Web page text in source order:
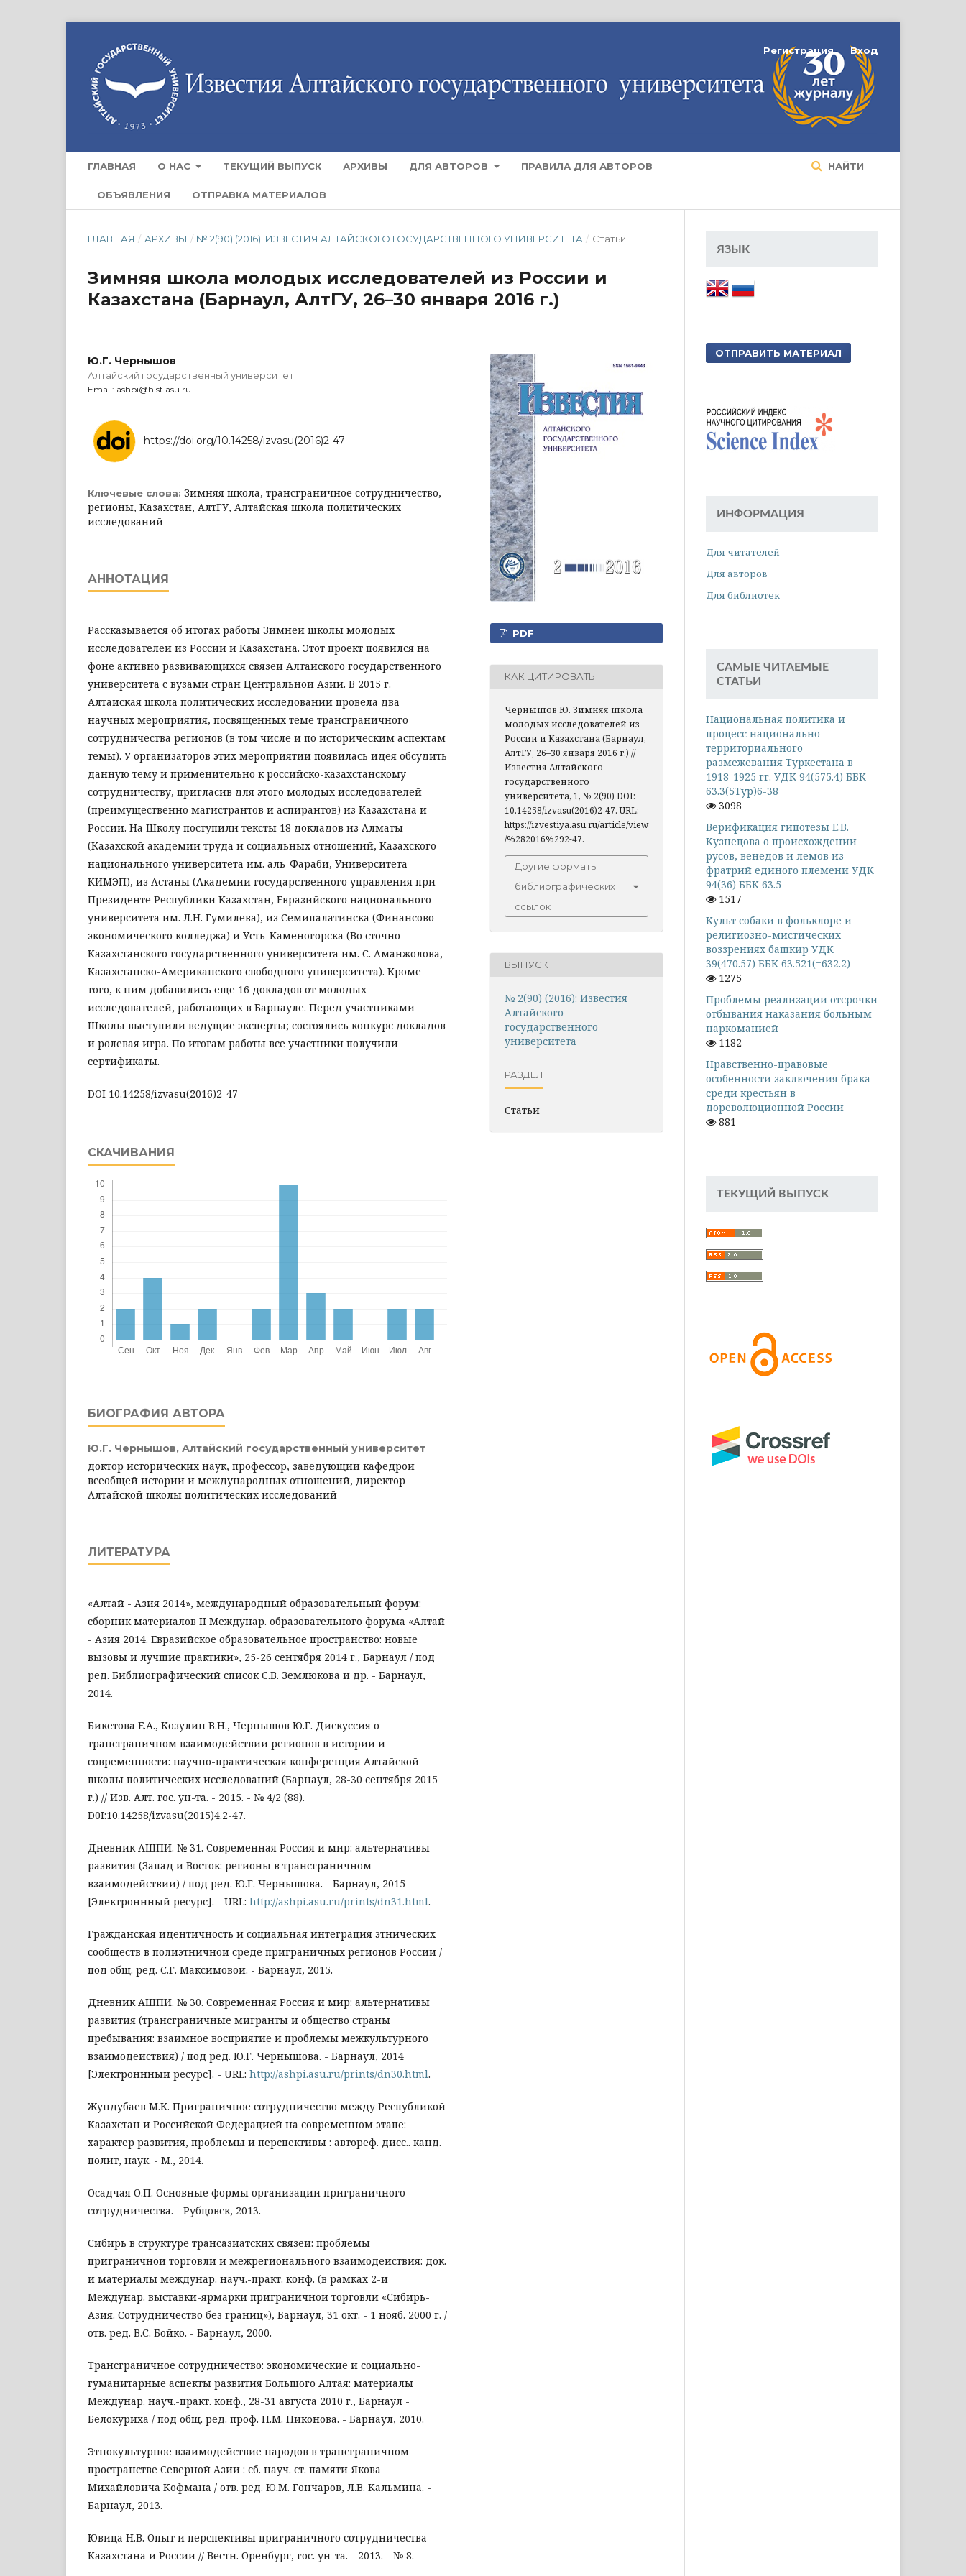
ГЛАВНАЯ О НАС ТЕКУЩИЙ ВЫПУСК АРХИВЫ ДЛЯ АВТОРОВ ПРАВИЛА ДЛЯ АВТОРОВ
ОБЪЯВЛЕНИЯ ОТПРАВКА МАТЕРИАЛОВ
НАЙТИ
Регистрация Вход
ГЛАВНАЯ / АРХИВЫ / № 2(90) (2016): ИЗВЕСТИЯ АЛТАЙСКОГО ГОСУДАРСТВЕННОГО УНИВЕРСИТЕТА / Статьи
Зимняя школа молодых исследователей из России и
Казахстана (Барнаул, АлтГУ, 26–30 января 2016 г.)
Ю.Г. Чернышов
Алтайский государственный университет
Email: ashpi@hist.asu.ru
https://doi.org/10.14258/izvasu(2016)2-47
Ключевые слова: Зимняя школа, трансграничное сотрудничество,
регионы, Казахстан, АлтГУ, Алтайская школа политических
исследований
АННОТАЦИЯ
Рассказывается об итогах работы Зимней школы молодых
исследователей из России и Казахстана. Этот проект появился на
фоне активно развивающихся связей Алтайского государственного
университета с вузами стран Центральной Азии. В 2015 г.
Алтайская школа политических исследований провела два
научных мероприятия, посвященных теме трансграничного
сотрудничества регионов (в том числе и по историческим аспектам
темы). У организаторов этих мероприятий появилась идея обсудить
данную тему и применительно к российско-казахстанскому
сотрудничеству, пригласив для этого молодых исследователей
(преимущественно магистрантов и аспирантов) из Казахстана и
России. На Школу поступили тексты 18 докладов из Алматы
(Казахской академии труда и социальных отношений, Казахского
национального университета им. аль-Фараби, Университета
КИМЭП), из Астаны (Академии государственного управления при
Президенте Республики Казахстан, Евразийского национального
университета им. Л.Н. Гумилева), из Семипалатинска (Финансово-
экономического колледжа) и Усть-Каменогорска (Во сточно-
Казахстанского государственного университета им. С. Аманжолова,
Казахстанско-Американского свободного университета). Кроме
того, к ним добавились еще 16 докладов от молодых
исследователей, работающих в Барнауле. Перед участниками
Школы выступили ведущие эксперты; состоялись конкурс докладов
и ролевая игра. По итогам работы все участники получили
сертификаты.
DOI 10.14258/izvasu(2016)2-47
СКАЧИВАНИЯ
БИОГРАФИЯ АВТОРА
Ю.Г. Чернышов, Алтайский государственный университет
доктор исторических наук, профессор, заведующий кафедрой
всеобщей истории и международных отношений, директор
Алтайской школы политических исследований
ЛИТЕРАТУРА
«Алтай - Азия 2014», международный образовательный форум:
сборник материалов II Междунар. образовательного форума «Алтай
- Азия 2014. Евразийское образовательное пространство: новые
вызовы и лучшие практики», 25-26 сентября 2014 г., Барнаул / под
ред. Библиографический список С.В. Землюкова и др. - Барнаул,
2014.
Бикетова Е.А., Козулин В.Н., Чернышов Ю.Г. Дискуссия о
трансграничном взаимодействии регионов в истории и
современности: научно-практическая конференция Алтайской
школы политических исследований (Барнаул, 28-30 сентября 2015
г.) // Изв. Алт. гос. ун-та. - 2015. - № 4/2 (88).
D0I:10.14258/izvasu(2015)4.2-47.
Дневник АШПИ. № 31. Современная Россия и мир: альтернативы
развития (Запад и Восток: регионы в трансграничном
взаимодействии) / под ред. Ю.Г. Чернышова. - Барнаул, 2015
[Электроннный ресурс]. - URL: http://ashpi.asu.ru/prints/dn31.html.
Гражданская идентичность и социальная интеграция этнических
сообществ в полиэтничной среде приграничных регионов России /
под общ. ред. С.Г. Максимовой. - Барнаул, 2015.
Дневник АШПИ. № 30. Современная Россия и мир: альтернативы
развития (трансграничные мигранты и общество страны
пребывания: взаимное восприятие и проблемы межкультурного
взаимодействия) / под ред. Ю.Г. Чернышова. - Барнаул, 2014
[Электроннный ресурс]. - URL: http://ashpi.asu.ru/prints/dn30.html.
Жундубаев М.К. Приграничное сотрудничество между Республикой
Казахстан и Российской Федерацией на современном этапе:
характер развития, проблемы и перспективы : автореф. дисс.. канд.
полит, наук. - М., 2014.
Осадчая О.П. Основные формы организации приграничного
сотрудничества. - Рубцовск, 2013.
Сибирь в структуре трансазиатских связей: проблемы
приграничной торговли и межрегионального взаимодействия: док.
и материалы междунар. науч.-практ. конф. (в рамках 2-й
Междунар. выставки-ярмарки приграничной торговли «Сибирь-
Азия. Сотрудничество без границ»), Барнаул, 31 окт. - 1 нояб. 2000 г. /
отв. ред. В.С. Бойко. - Барнаул, 2000.
Трансграничное сотрудничество: экономические и социально-
гуманитарные аспекты развития Большого Алтая: материалы
Междунар. науч.-практ. конф., 28-31 августа 2010 г., Барнаул -
Белокуриха / под общ. ред. проф. Н.М. Никонова. - Барнаул, 2010.
Этнокультурное взаимодействие народов в трансграничном
пространстве Северной Азии : сб. науч. ст. памяти Якова
Михайловича Кофмана / отв. ред. Ю.М. Гончаров, Л.В. Кальмина. -
Барнаул, 2013.
Ювица Н.В. Опыт и перспективы приграничного сотрудничества
Казахстана и России // Вестн. Оренбург, гос. ун-та. - 2013. - № 8.
PDF
КАК ЦИТИРОВАТЬ
Чернышов Ю. Зимняя школа
молодых исследователей из
России и Казахстана (Барнаул,
АлтГУ, 26–30 января 2016 г.) //
Известия Алтайского
государственного
университета, 1, № 2(90) DOI:
10.14258/izvasu(2016)2-47. URL:
https://izvestiya.asu.ru/article/view
/%282016%292-47.
Другие форматы
библиографических
ссылок
ВЫПУСК
№ 2(90) (2016): Известия
Алтайского
государственного
университета
РАЗДЕЛ
Статьи
ЯЗЫК
ОТПРАВИТЬ МАТЕРИАЛ
ИНФОРМАЦИЯ
Для читателей
Для авторов
Для библиотек
САМЫЕ ЧИТАЕМЫЕ
СТАТЬИ
Национальная политика и
процесс национально-
территориального
размежевания Туркестана в
1918-1925 гг. УДК 94(575.4) ББК
63.3(5Тур)6-38
3098
Верификация гипотезы Е.В.
Кузнецова о происхождении
русов, венедов и лемов из
фратрий единого племени УДК
94(36) ББК 63.5
1517
Культ собаки в фольклоре и
религиозно-мистических
воззрениях башкир УДК
39(470.57) ББК 63.521(=632.2)
1275
Проблемы реализации отсрочки
отбывания наказания больным
наркоманией
1182
Нравственно-правовые
особенности заключения брака
среди крестьян в
дореволюционной России
881
ТЕКУЩИЙ ВЫПУСК